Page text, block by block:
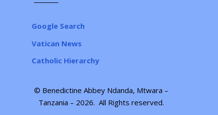
Google Search
Vatican News
Catholic Hierarchy
© Benedictine Abbey Ndanda, Mtwara –
Tanzania – 2026. All Rights reserved.